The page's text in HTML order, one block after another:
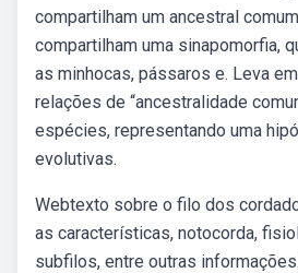
compartilham um ancestral
compartilham uma sinapomorfia,
as minhocas, pássaros e. Leva
relações de “ancestralidade
espécies, representando uma
evolutivas.
Webtexto sobre o filo dos
as características, notocorda,
subfilos, entre outras